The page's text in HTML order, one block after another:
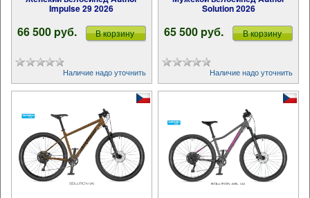
Impulse 29 2026
66 500 pуб. В корзину
Наличие надо уточнить
Solution 2026
65 500 pуб. В корзину
Наличие надо уточнить